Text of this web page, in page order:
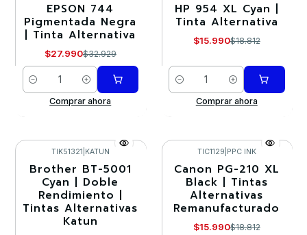
-15%EPSON 744
Pigmentada Negra
| Tinta Alternativa
$27.990$32.929
Cantidad
Comprar ahora
-15%
HP 954 XL Cyan |
Tinta Alternativa
$15.990$18.812
Cantidad
Comprar ahora
-15%
Agotado
TIK51321 KATUN
Brother BT-5001
Cyan | Doble
Rendimiento |
Tintas Alternativas
Katun
-15%
TIC1129 PPC INK
Canon PG-210 XL
Black | Tintas
Alternativas
Remanufacturado
$15.990$18.812